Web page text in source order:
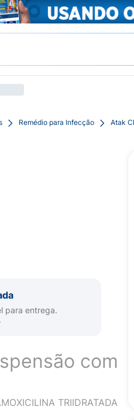
Remédio para Infecção Atak
para entrega.
com
TRIIDRATADA